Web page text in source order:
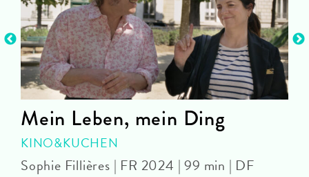
Mein Leben, mein Ding
KINO&KUCHEN
Sophie Fillières | FR 2024 | 99 min | DF